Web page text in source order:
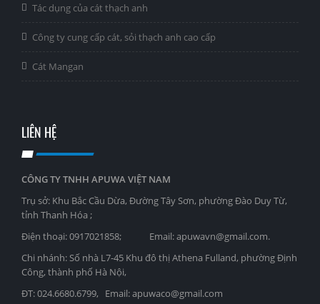
Tác dụng của cát thạch anh
Công ty cung cấp cát, sỏi thạch anh cao cấp
Cát Mangan
LIÊN HỆ
CÔNG TY TNHH APUWA VIỆT NAM
Trụ sở: Khu Bắc Cầu Dừa, Đường Tây Sơn, phường Đào Duy Từ,
tỉnh Thanh Hóa ;
Điện thoại: 0917021858; Email: apuwavn@gmail.com.
Chi nhánh: Số nhà L7-45 Khu đô thị Athena Fulland, phường Định
Công, thành phố Hà Nội,
ĐT: 024.6680.6799, Email: apuwaco@gmail.com